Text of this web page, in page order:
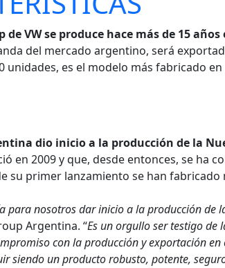
de VW se produce hace más de 15
del mercado argentino, será
unidades, es el modelo más fabricado
dio inicio a la producción de la
en 2009 y que, desde entonces, se ha
su primer lanzamiento se han fabricado
para nosotros dar inicio a la producción de
Argentina. “Es un orgullo ser testigo de
con la producción y exportación
siendo un producto robusto, potente,